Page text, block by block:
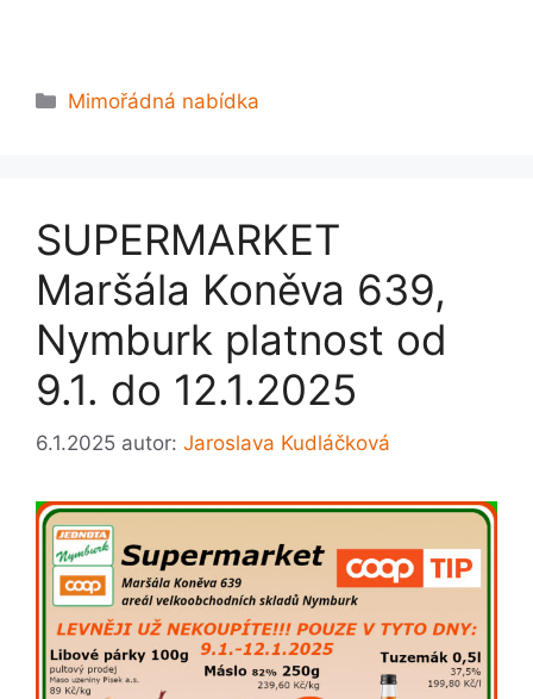
Rubriky
Mimořádná nabídka
SUPERMARKET
Maršála Koněva 639,
Nymburk platnost od
9.1. do 12.1.2025
6.1.2025 autor: Jaroslava Kudláčková